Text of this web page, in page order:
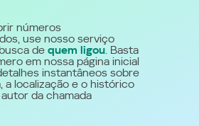
números
use nosso serviço
de quem ligou. Basta
em nossa página inicial
instantâneos sobre
a localização e o histórico
da chamada